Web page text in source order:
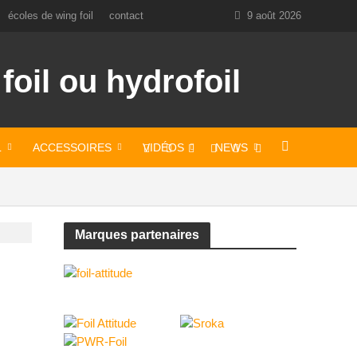
écoles de wing foil contact 9 août 2026
ACCESSOIRES VIDÉOS NEWS
Marques partenaires